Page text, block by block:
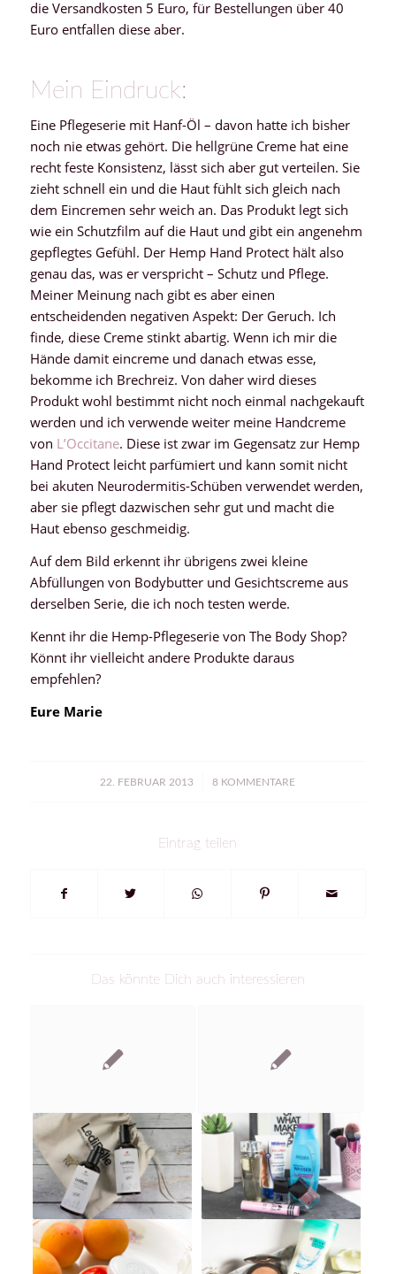
die Versandkosten 5 Euro, für Bestellungen über 40
Euro entfallen diese aber.
Mein Eindruck:
Eine Pflegeserie mit Hanf-Öl – davon hatte ich bisher
noch nie etwas gehört. Die hellgrüne Creme hat eine
recht feste Konsistenz, lässt sich aber gut verteilen. Sie
zieht schnell ein und die Haut fühlt sich gleich nach
dem Eincremen sehr weich an. Das Produkt legt sich
wie ein Schutzfilm auf die Haut und gibt ein angenehm
gepflegtes Gefühl. Der Hemp Hand Protect hält also
genau das, was er verspricht – Schutz und Pflege.
Meiner Meinung nach gibt es aber einen
entscheidenden negativen Aspekt: Der Geruch. Ich
finde, diese Creme stinkt abartig. Wenn ich mir die
Hände damit eincreme und danach etwas esse,
bekomme ich Brechreiz. Von daher wird dieses
Produkt wohl bestimmt nicht noch einmal nachgekauft
werden und ich verwende weiter meine Handcreme
von L’Occitane. Diese ist zwar im Gegensatz zur Hemp
Hand Protect leicht parfümiert und kann somit nicht
bei akuten Neurodermitis-Schüben verwendet werden,
aber sie pflegt dazwischen sehr gut und macht die
Haut ebenso geschmeidig.
Auf dem Bild erkennt ihr übrigens zwei kleine
Abfüllungen von Bodybutter und Gesichtscreme aus
derselben Serie, die ich noch testen werde.
Kennt ihr die Hemp-Pflegeserie von The Body Shop?
Könnt ihr vielleicht andere Produkte daraus
empfehlen?
Eure Marie
22. FEBRUAR 2013
/ 8 KOMMENTARE
Eintrag teilen
Das könnte Dich auch interessieren